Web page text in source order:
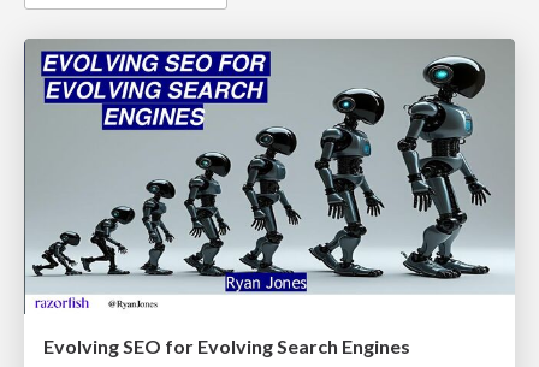
Evolving SEO for Evolving Search Engines